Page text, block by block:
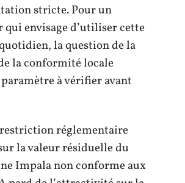
stricte. Pour un
envisage d’utiliser cette
la question de la
la conformité locale
à vérifier avant
réglementaire
la valeur résiduelle du
Impala non conforme aux